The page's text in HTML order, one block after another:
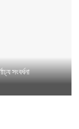
সংবর্ধনা